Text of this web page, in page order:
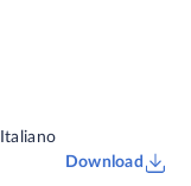
Italiano
Download